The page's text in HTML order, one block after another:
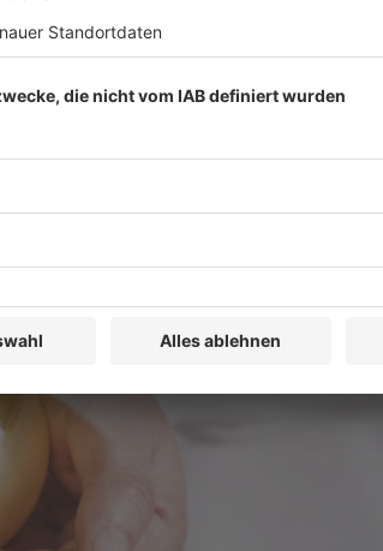
Schenkungsteuergesetzes (ErbStG) ist
bewirkt. Auch die […]